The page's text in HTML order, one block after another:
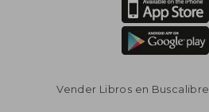
Vender Libros en Buscalibre